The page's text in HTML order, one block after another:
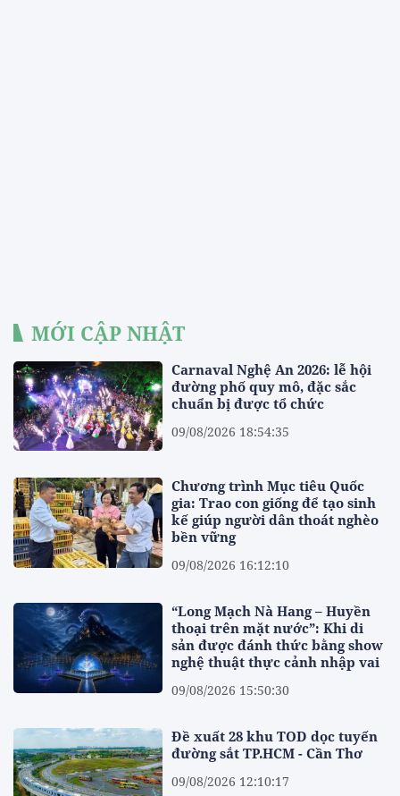
MỚI CẬP NHẬT
Carnaval Nghệ An 2026: lễ hội
đường phố quy mô, đặc sắc
chuẩn bị được tổ chức
09/08/2026 18:54:35
Chương trình Mục tiêu Quốc
gia: Trao con giống để tạo sinh
kế giúp người dân thoát nghèo
bền vững
09/08/2026 16:12:10
“Long Mạch Nà Hang – Huyền
thoại trên mặt nước”: Khi di
sản được đánh thức bằng show
nghệ thuật thực cảnh nhập vai
09/08/2026 15:50:30
Đề xuất 28 khu TOD dọc tuyến
đường sắt TP.HCM - Cần Thơ
09/08/2026 12:10:17